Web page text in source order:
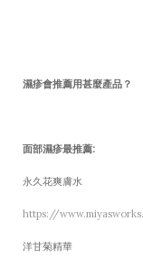
濕疹會推薦用甚麼產品？
面部濕疹最推薦:
永久花爽膚水
https://
洋甘菊精華